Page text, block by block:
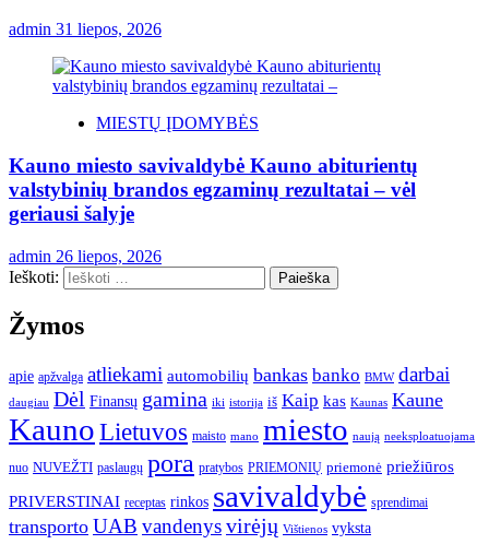
admin 31 liepos, 2026
MIESTŲ ĮDOMYBĖS
Kauno miesto savivaldybė Kauno abiturientų
valstybinių brandos egzaminų rezultatai – vėl
geriausi šalyje
admin 26 liepos, 2026
Ieškoti:
Žymos
apie apžvalga atliekami automobilių bankas banko BMW darbai
daugiau Dėl Finansų gamina iki istorija iš Kaip kas Kaunas Kaune
KaunoLietuvos maisto mano miesto naują neeksploatuojama
nuo NUVEŽTI paslaugų pora pratybos PRIEMONIŲ priemonė priežiūros
PRIVERSTINAI receptas rinkos savivaldybė sprendimai
transporto UAB vandenysvirėjų Vištienos vyksta